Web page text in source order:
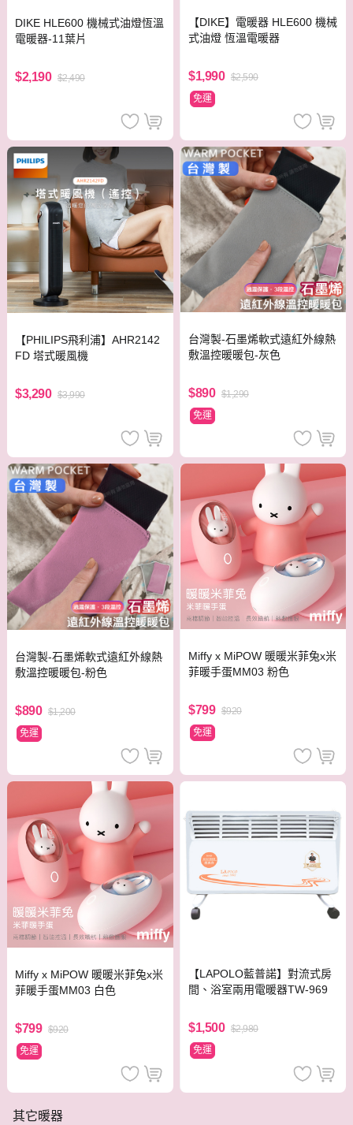
DIKE HLE600 機械式油燈恆溫
電暖器-11葉片
$2,190 $2,490
【DIKE】電暖器 HLE600 機械
式油燈 恆溫電暖器
$1,990 $2,590
免運
【PHILIPS飛利浦】AHR2142
FD 塔式暖風機
$3,290 $3,990
台灣製-石墨烯軟式遠紅外線熱
敷溫控暖暖包-灰色
$890 $1,290
免運
台灣製-石墨烯軟式遠紅外線熱
敷溫控暖暖包-粉色
$890 $1,200
免運
Miffy x MiPOW 暖暖米菲兔x米
菲暖手蛋MM03 粉色
$799 $920
免運
Miffy x MiPOW 暖暖米菲兔x米
菲暖手蛋MM03 白色
$799 $920
免運
【LAPOLO藍普諾】對流式房
間、浴室兩用電暖器TW-969
$1,500 $2,980
免運
其它暖器